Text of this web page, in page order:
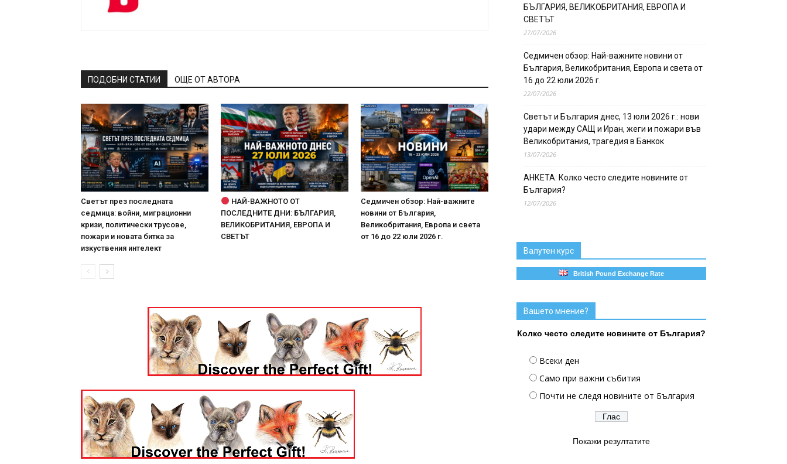
ПОДОБНИ СТАТИИ ОЩЕ ОТ АВТОРА
Светът през последната
седмица: войни, миграционни
кризи, политически трусове,
пожари и новата битка за
изкуствения интелект
НАЙ-ВАЖНОТО ОТ
ПОСЛЕДНИТЕ ДНИ: БЪЛГАРИЯ,
ВЕЛИКОБРИТАНИЯ, ЕВРОПА И
СВЕТЪТ
Седмичен обзор: Най-важните
новини от България,
Великобритания, Европа и света
от 16 до 22 юли 2026 г.
БЪЛГАРИЯ, ВЕЛИКОБРИТАНИЯ, ЕВРОПА И
СВЕТЪТ
27/07/2026
Седмичен обзор: Най-важните новини от
България, Великобритания, Европа и света от
16 до 22 юли 2026 г.
22/07/2026
Светът и България днес, 13 юли 2026 г.: нови
удари между САЩ и Иран, жеги и пожари във
Великобритания, трагедия в Банкок
13/07/2026
АНКЕТА: Колко често следите новините от
България?
12/07/2026
Валутен курс
British Pound Exchange Rate
Вашето мнение?
Колко често следите новините от България?
Всеки ден
Само при важни събития
Почти не следя новините от България
Покажи резултатите